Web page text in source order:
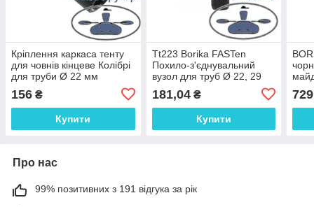
Кріплення каркаса тенту
для човнів кінцеве Колібрі
для труби Ø 22 мм
156 ₴
Купити
Tt223 Borika FASTen
Похило-з'єднувальний
вузол для труб Ø 22, 29
181,04₴
Купити
на
729
Про нас
99% позитивних з 191 відгука за рік